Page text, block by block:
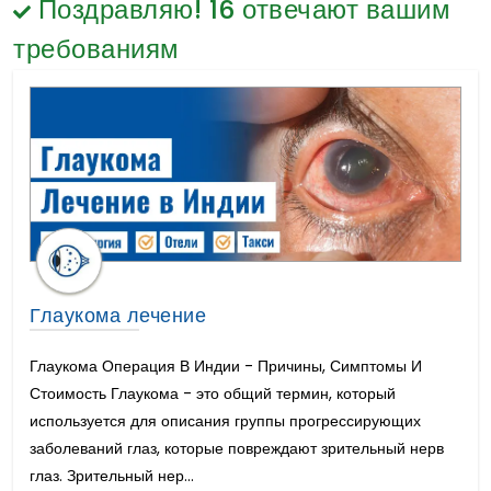
Общая Хирургия
Гименопластика
Омоложение влагалища или вагинопластика
Артроскопический Ремонт Вращающей
Артроскопическая Стабилизация Плеча
Интенсивно-модулированная лучевая
терапия
Хирургия липосакции
Подтяжка лица
Укрепление ягодиц
Подтяжка груди
Уменьшение груди
Инъекции ботокса
Рак желудка лечение
Желудочный Обход
рак полости рта
Блефаропластика / Хирургия век
Поздравляю! 16 отвечают вашим
требованиям
Глаукома лечение
Глаукома Операция В Индии - Причины, Симптомы И
Стоимость Глаукома - это общий термин, который
используется для описания группы прогрессирующих
заболеваний глаз, которые повреждают зрительный нерв
глаз. Зрительный нер...